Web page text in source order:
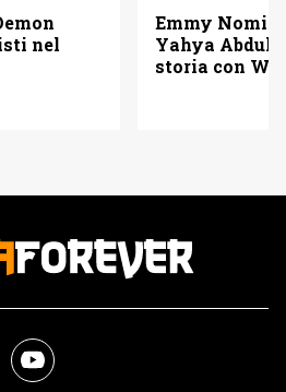
nel
Emmy
Yahya Abdul-
storia con